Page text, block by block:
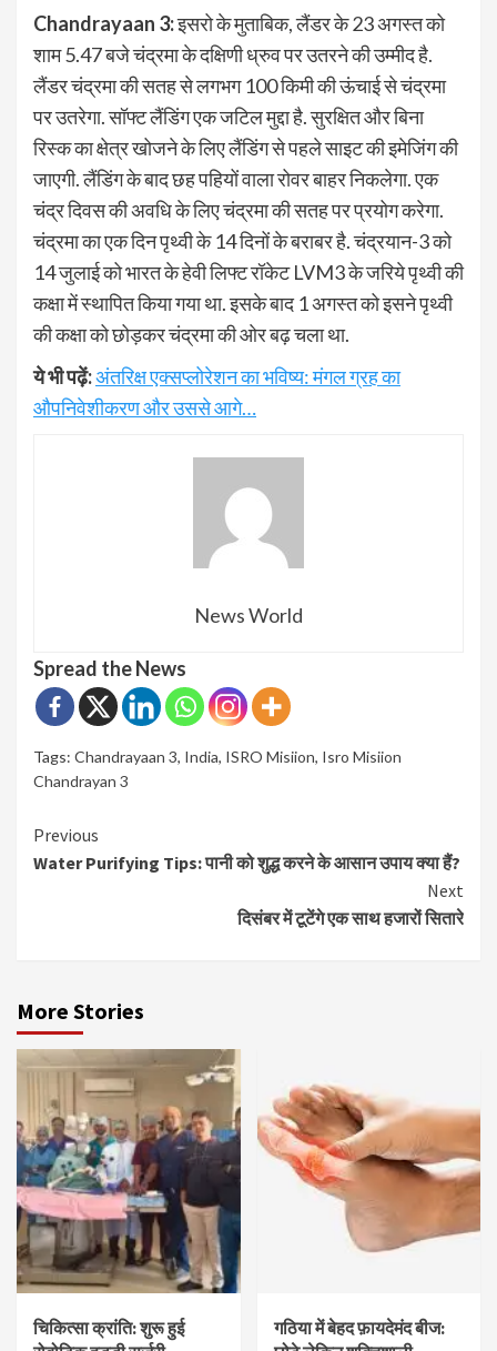
Chandrayaan 3:इसरो के मुताबिक, लैंडर के 23 अगस्त को
शाम 5.47 बजे चंद्रमा के दक्षिणी ध्रुव पर उतरने की उम्मीद है.
लैंडर चंद्रमा की सतह से लगभग 100 किमी की ऊंचाई से चंद्रमा
पर उतरेगा. सॉफ्ट लैंडिंग एक जटिल मुद्दा है. सुरक्षित और बिना
रिस्क का क्षेत्र खोजने के लिए लैंडिंग से पहले साइट की इमेजिंग की
जाएगी. लैंडिंग के बाद छह पहियों वाला रोवर बाहर निकलेगा. एक
चंद्र दिवस की अवधि के लिए चंद्रमा की सतह पर प्रयोग करेगा.
चंद्रमा का एक दिन पृथ्वी के 14 दिनों के बराबर है. चंद्रयान-3 को
14 जुलाई को भारत के हेवी लिफ्ट रॉकेट LVM3 के जरिये पृथ्‍वी की
कक्षा में स्थापित किया गया था. इसके बाद 1 अगस्त को इसने पृथ्‍वी
की कक्षा को छोड़कर चंद्रमा की ओर बढ़ चला था.
ये भी पढ़ें:अंतरिक्ष एक्सप्लोरेशन का भविष्य: मंगल ग्रह का
औपनिवेशीकरण और उससे आगे…
News World
Spread the News
Tags: Chandrayaan 3, India, ISRO Misiion, Isro Misiion
Chandrayan 3
Continue
Reading
Previous
Water Purifying Tips: पानी को शुद्ध करने के आसान उपाय क्या हैं?
Next
दिसंबर में टूटेंगे एक साथ हजारों सितारे
More Stories
चिकित्सा क्रांति: शुरू हुई
गठिया में बेहद फ़ायदेमंद बीज: